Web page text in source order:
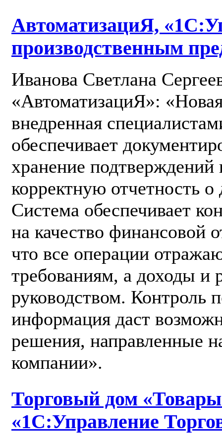
АвтоматизациЯ,
производственным
Иванова Светлана
«АвтоматизациЯ»:
внедренная
обеспечивает
хранение подтверждений
корректную отчетность
Система обеспечивает
на качество финансовой
что все операции
требованиям, а доходы и
руководством. Контроль
информация даст
решения, направленные
компании».
Торговый дом
«1С:Управление